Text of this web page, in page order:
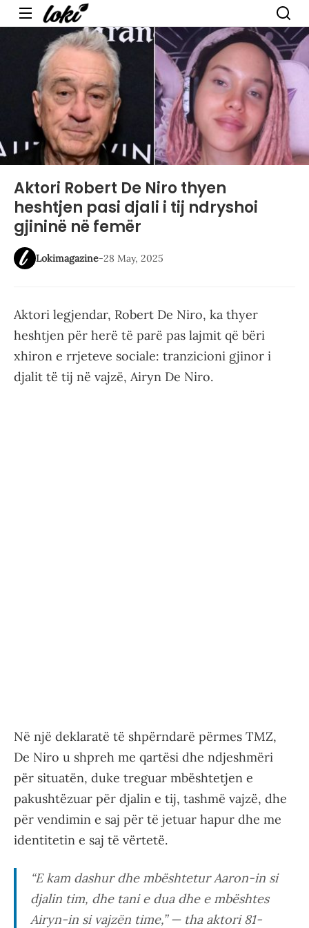
Menu
Aktori Robert De Niro thyen
heshtjen pasi djali i tij ndryshoi
gjininë në femër
Lokimagazine-28 May, 2025
Aktori legjendar, Robert De Niro, ka thyer
heshtjen për herë të parë pas lajmit që bëri
xhiron e rrjeteve sociale: tranzicioni gjinor i
djalit të tij në vajzë, Airyn De Niro.
Në një deklaratë të shpërndarë përmes TMZ,
De Niro u shpreh me qartësi dhe ndjeshmëri
për situatën, duke treguar mbështetjen e
pakushtëzuar për djalin e tij, tashmë vajzë, dhe
për vendimin e saj për të jetuar hapur dhe me
identitetin e saj të vërtetë.
“E kam dashur dhe mbështetur Aaron-in si
djalin tim, dhe tani e dua dhe e mbështes
Airyn-in si vajzën time,” — tha aktori 81-